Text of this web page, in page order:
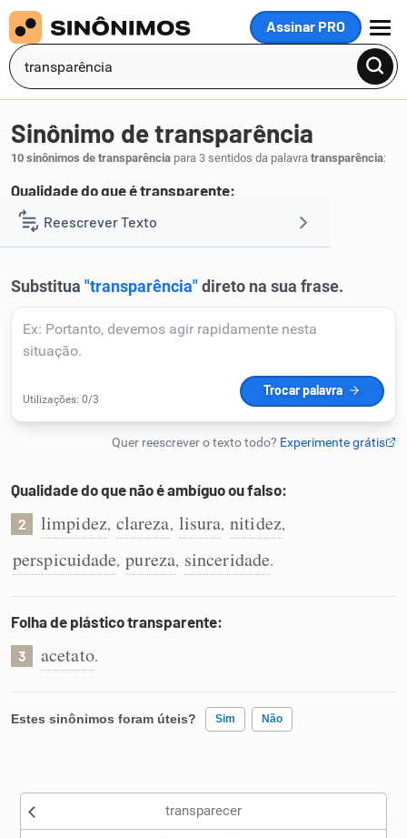
Assinar PRO
MENU
Reescrever Texto
Corrigir Texto
Humanizador de IA
Cata-letras
Conexões
Caça-palavras
Sinônimo de transparência
10 sinônimos de transparência para 3 sentidos da palavra transparência:
Qualidade do que é transparente:
1 diafaneidade,translucidez
Qualidade do que não é ambíguo ou falso:
2 limpidez, clareza, lisura, nitidez,
perspicuidade, pureza, sinceridade.
Folha de plástico transparente:
3 acetato.
Estes sinônimos foram úteis? Sim Não
Nenhum dos sinônimos apresentados me ajudou
transparecer